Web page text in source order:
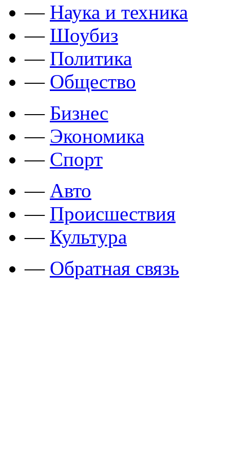
— Наука и техника
— Шоубиз
— Политика
— Общество
— Бизнес
— Экономика
— Спорт
— Авто
— Происшествия
— Культура
— Обратная связь